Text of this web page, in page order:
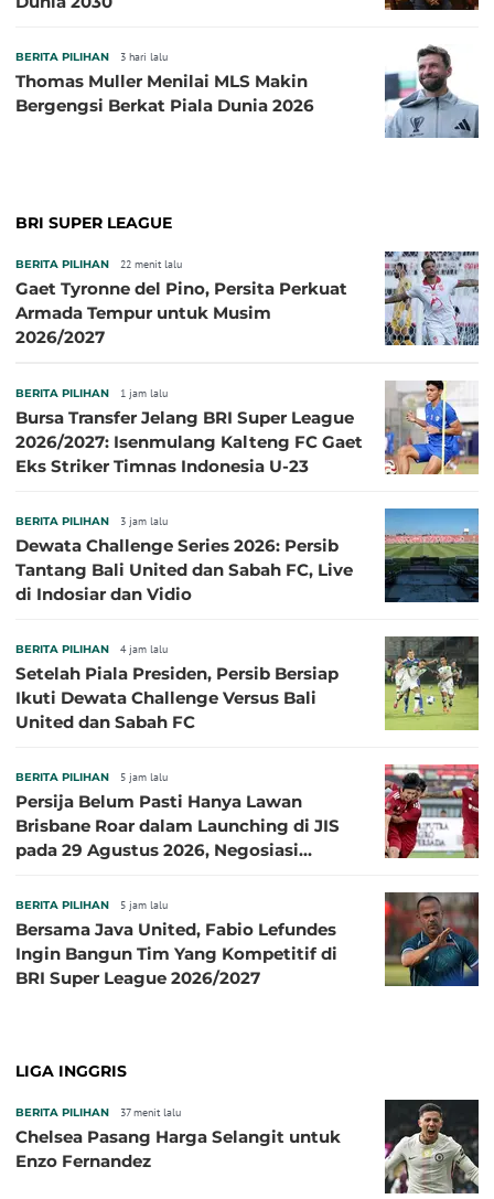
BERITA PILIHAN 3 hari lalu
Thomas Muller Menilai MLS Makin
Bergengsi Berkat Piala Dunia 2026
BRI SUPER LEAGUE
BERITA PILIHAN 22 menit lalu
Gaet Tyronne del Pino, Persita Perkuat
Armada Tempur untuk Musim
2026/2027
BERITA PILIHAN 1 jam lalu
Bursa Transfer Jelang BRI Super League
2026/2027: Isenmulang Kalteng FC Gaet
Eks Striker Timnas Indonesia U-23
BERITA PILIHAN 3 jam lalu
Dewata Challenge Series 2026: Persib
Tantang Bali United dan Sabah FC, Live
di Indosiar dan Vidio
BERITA PILIHAN 4 jam lalu
Setelah Piala Presiden, Persib Bersiap
Ikuti Dewata Challenge Versus Bali
United dan Sabah FC
BERITA PILIHAN 5 jam lalu
Persija Belum Pasti Hanya Lawan
Brisbane Roar dalam Launching di JIS
pada 29 Agustus 2026, Negosiasi
BERITA PILIHAN 5 jam lalu
Bersama Java United, Fabio Lefundes
Ingin Bangun Tim Yang Kompetitif di
BRI Super League 2026/2027
LIGA INGGRIS
BERITA PILIHAN 37 menit lalu
Chelsea Pasang Harga Selangit untuk
Enzo Fernandez